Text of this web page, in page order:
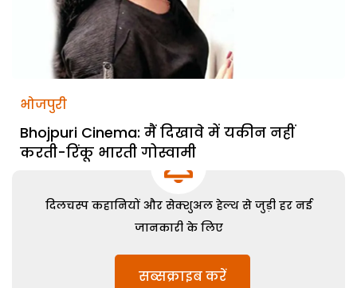
भोजपुरी
Bhojpuri Cinema: मैं दिखावे में यकीन नहीं
करती-रिंकू भारती गोस्वामी
दिलचस्प कहानियों और सेक्शुअल हेल्थ से जुड़ी हर नई
जानकारी के लिए
सब्सक्राइब करें